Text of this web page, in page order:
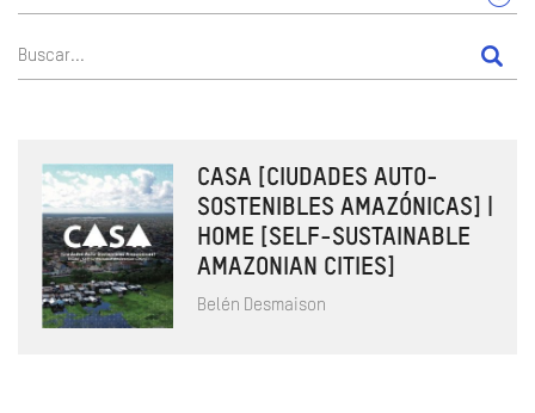
CASA [CIUDADES AUTO-
SOSTENIBLES AMAZÓNICAS] |
HOME [SELF-SUSTAINABLE
AMAZONIAN CITIES]
Belén Desmaison